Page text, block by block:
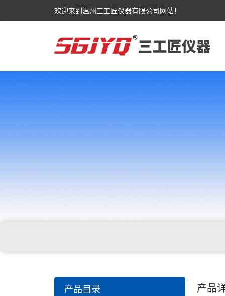
欢迎来到温州三工匠仪器有限公司网站！
电缆，包装材料，箱包等行业
产品目录 产品